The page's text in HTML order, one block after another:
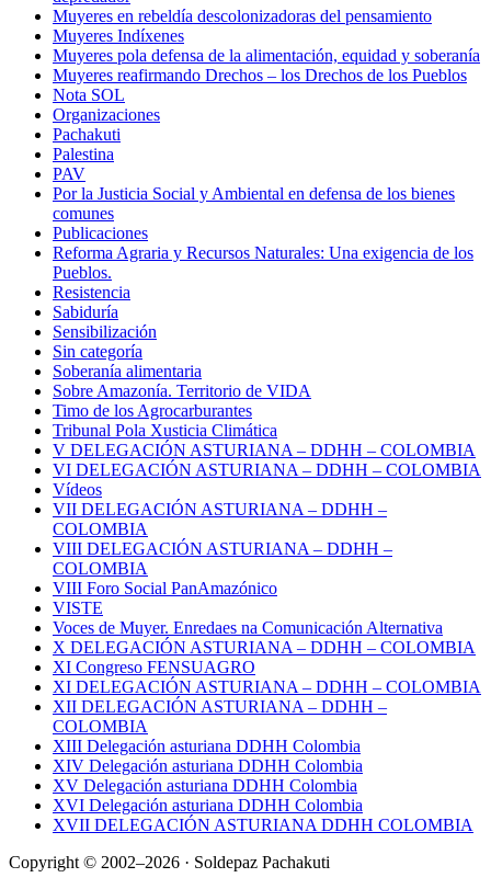
Muyeres en rebeldía descolonizadoras del pensamiento
Muyeres Indíxenes
Muyeres pola defensa de la alimentación, equidad y soberanía
Muyeres reafirmando Drechos – los Drechos de los Pueblos
Nota SOL
Organizaciones
Pachakuti
Palestina
PAV
Por la Justicia Social y Ambiental en defensa de los bienes
comunes
Publicaciones
Reforma Agraria y Recursos Naturales: Una exigencia de los
Pueblos.
Resistencia
Sabiduría
Sensibilización
Sin categoría
Soberanía alimentaria
Sobre Amazonía. Territorio de VIDA
Timo de los Agrocarburantes
Tribunal Pola Xusticia Climática
V DELEGACIÓN ASTURIANA – DDHH – COLOMBIA
VI DELEGACIÓN ASTURIANA – DDHH – COLOMBIA
Vídeos
VII DELEGACIÓN ASTURIANA – DDHH –
COLOMBIA
VIII DELEGACIÓN ASTURIANA – DDHH –
COLOMBIA
VIII Foro Social PanAmazónico
VISTE
Voces de Muyer. Enredaes na Comunicación Alternativa
X DELEGACIÓN ASTURIANA – DDHH – COLOMBIA
XI Congreso FENSUAGRO
XI DELEGACIÓN ASTURIANA – DDHH – COLOMBIA
XII DELEGACIÓN ASTURIANA – DDHH –
COLOMBIA
XIII Delegación asturiana DDHH Colombia
XIV Delegación asturiana DDHH Colombia
XV Delegación asturiana DDHH Colombia
XVI Delegación asturiana DDHH Colombia
XVII DELEGACIÓN ASTURIANA DDHH COLOMBIA
Copyright © 2002–2026 · Soldepaz Pachakuti